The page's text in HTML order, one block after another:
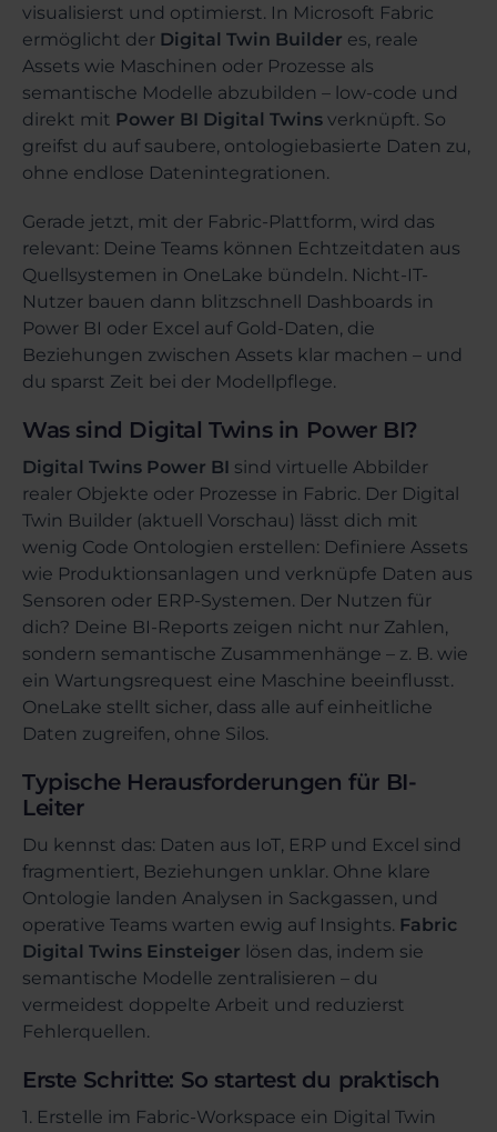
visualisierst und optimierst. In Microsoft Fabric
ermöglicht der Digital Twin Builder es, reale
Assets wie Maschinen oder Prozesse als
semantische Modelle abzubilden – low-code und
direkt mit Power BI Digital Twins verknüpft. So
greifst du auf saubere, ontologiebasierte Daten zu,
ohne endlose Datenintegrationen.
Gerade jetzt, mit der Fabric-Plattform, wird das
relevant: Deine Teams können Echtzeitdaten aus
Quellsystemen in OneLake bündeln. Nicht-IT-
Nutzer bauen dann blitzschnell Dashboards in
Power BI oder Excel auf Gold-Daten, die
Beziehungen zwischen Assets klar machen – und
du sparst Zeit bei der Modellpflege.
Was sind Digital Twins in Power BI?
Digital Twins Power BI sind virtuelle Abbilder
realer Objekte oder Prozesse in Fabric. Der Digital
Twin Builder (aktuell Vorschau) lässt dich mit
wenig Code Ontologien erstellen: Definiere Assets
wie Produktionsanlagen und verknüpfe Daten aus
Sensoren oder ERP-Systemen. Der Nutzen für
dich? Deine BI-Reports zeigen nicht nur Zahlen,
sondern semantische Zusammenhänge – z. B. wie
ein Wartungsrequest eine Maschine beeinflusst.
OneLake stellt sicher, dass alle auf einheitliche
Daten zugreifen, ohne Silos.
Typische Herausforderungen für BI-
Leiter
Du kennst das: Daten aus IoT, ERP und Excel sind
fragmentiert, Beziehungen unklar. Ohne klare
Ontologie landen Analysen in Sackgassen, und
operative Teams warten ewig auf Insights. Fabric
Digital Twins Einsteiger lösen das, indem sie
semantische Modelle zentralisieren – du
vermeidest doppelte Arbeit und reduzierst
Fehlerquellen.
Erste Schritte: So startest du praktisch
1. Erstelle im Fabric-Workspace ein Digital Twin